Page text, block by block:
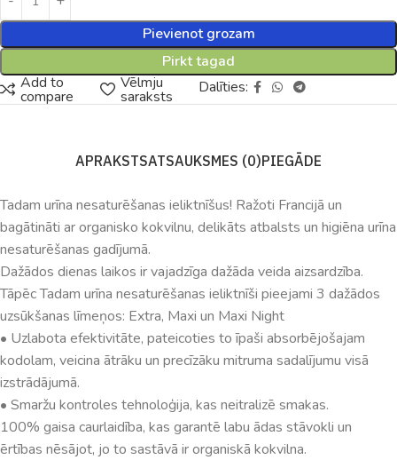
Pievienot grozam
Pirkt tagad
Add to
compare
Vēlmju
saraksts Dalīties:
APRAKSTSATSAUKSMES (0)PIEGĀDE
Tadam urīna nesaturēšanas ieliktnīšus! Ražoti Francijā un
bagātināti ar organisko kokvilnu, delikāts atbalsts un higiēna urīna
nesaturēšanas gadījumā.
Dažādos dienas laikos ir vajadzīga dažāda veida aizsardzība.
Tāpēc Tadam urīna nesaturēšanas ieliktnīši pieejami 3 dažādos
uzsūkšanas līmeņos: Extra, Maxi un Maxi Night
• Uzlabota efektivitāte, pateicoties to īpaši absorbējošajam
kodolam, veicina ātrāku un precīzāku mitruma sadalījumu visā
izstrādājumā.
• Smaržu kontroles tehnoloģija, kas neitralizē smakas.
100% gaisa caurlaidība, kas garantē labu ādas stāvokli un
ērtības nēsājot, jo to sastāvā ir organiskā kokvilna.